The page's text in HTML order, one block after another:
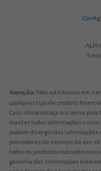
Atenção: Não solicitamos em
qualquer tipo de produto
Caso isto aconteça nos avise
manter todas informações o
podem divergir das informações
provedores de serviços de um
todos os produtos indicados
garantia das informações